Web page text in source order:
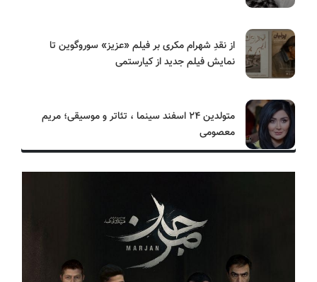
از نقدِ شهرام مکری بر فیلم «عزیز» سوروگوین تا
نمایش فیلم جدید از کیارستمی
متولدین ۲۴ اسفند سینما ، تئاتر و موسیقی؛ مریم
معصومی